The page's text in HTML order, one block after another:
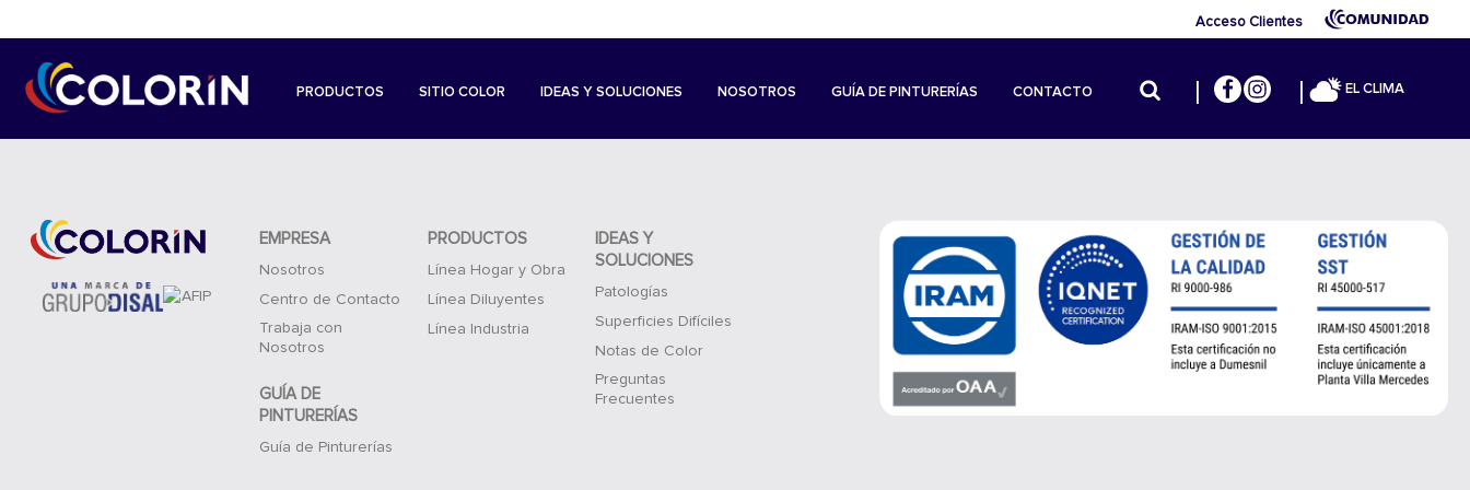
Acceso Clientes
PRODUCTOS SITIO COLOR IDEAS Y SOLUCIONES NOSOTROS GUÍA DE PINTURERÍAS CONTACTO EL CLIMA
EMPRESA
Nosotros
Centro de Contacto
Trabaja con
Nosotros
GUÍA DE
PINTURERÍAS
Guía de Pinturerías
PRODUCTOS
Línea Hogar y Obra
Línea Diluyentes
Línea Industria
IDEAS Y
SOLUCIONES
Patologías
Superficies Difíciles
Notas de Color
Preguntas
Frecuentes